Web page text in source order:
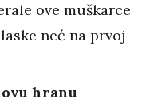
ove muškarce
neć na prvoj
hranu